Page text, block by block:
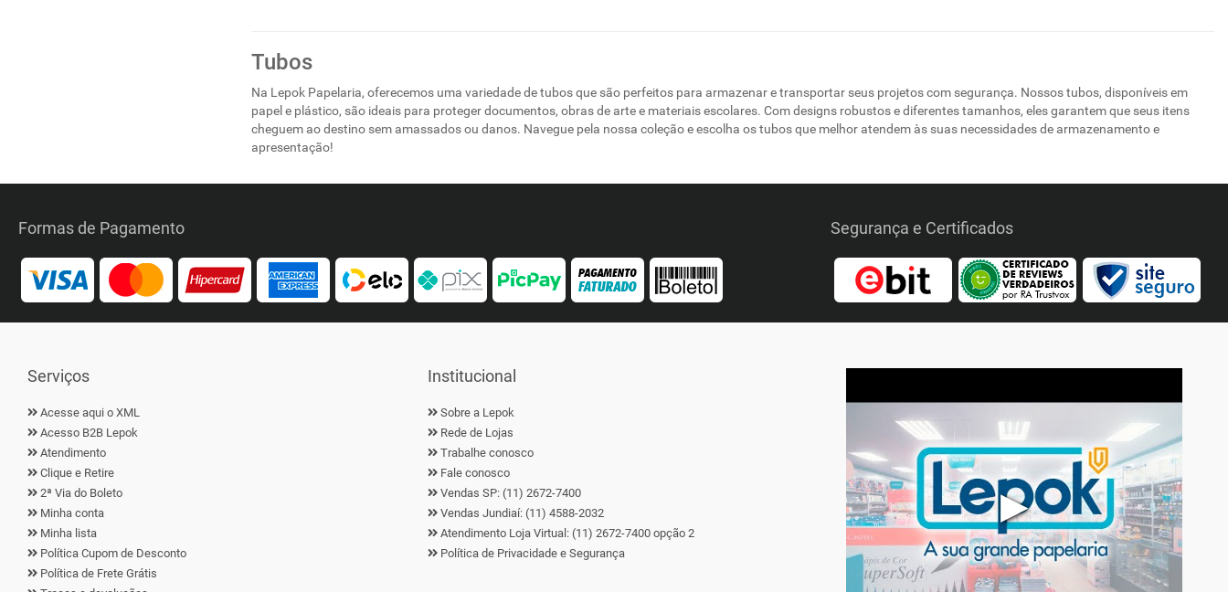
Tubos
Na Lepok Papelaria, oferecemos uma variedade de tubos que são perfeitos para armazenar e transportar seus projetos com segurança. Nossos tubos, disponíveis em
papel e plástico, são ideais para proteger documentos, obras de arte e materiais escolares. Com designs robustos e diferentes tamanhos, eles garantem que seus itens
cheguem ao destino sem amassados ou danos. Navegue pela nossa coleção e escolha os tubos que melhor atendem às suas necessidades de armazenamento e
apresentação!
Formas de Pagamento Segurança e Certificados
Serviços
Acesse aqui o XML
Acesso B2B Lepok
Atendimento
Clique e Retire
2ª Via do Boleto
Minha conta
Minha lista
Política Cupom de Desconto
Política de Frete Grátis
Institucional
Sobre a Lepok
Rede de Lojas
Trabalhe conosco
Fale conosco
Vendas SP: (11) 2672-7400
Vendas Jundiaí: (11) 4588-2032
Atendimento Loja Virtual: (11) 2672-7400 opção 2
Política de Privacidade e Segurança
▶